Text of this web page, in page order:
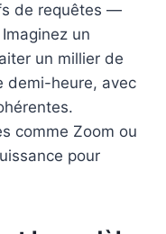
de requêtes —
un
un millier de
demi-heure, avec
comme Zoom ou
pour